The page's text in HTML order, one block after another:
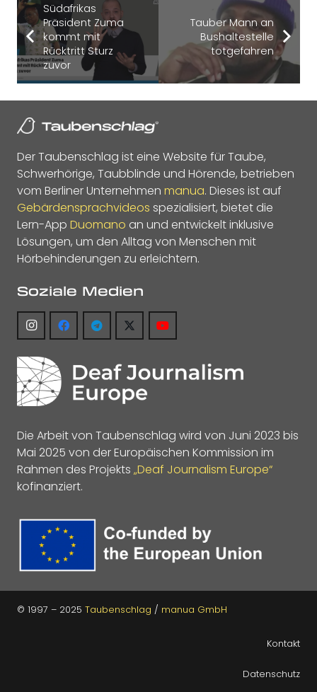
Südafrikas
Präsident Zuma
kommt mit
Rücktritt Sturz
zuvor
Tauber Mann an
Bushaltestelle
totgefahren
Der Taubenschlag ist eine Website für Taube,
Schwerhörige, Taubblinde und Hörende, betrieben
vom Berliner Unternehmen manua. Dieses ist auf
Gebärdensprachvideos spezialisiert, bietet die
Lern-App Duomano an und entwickelt inklusive
Lösungen, um den Alltag von Menschen mit
Hörbehinderungen zu erleichtern.
Soziale Medien
Die Arbeit von Taubenschlag wird von Juni 2023 bis
Mai 2025 von der Europäischen Kommission im
Rahmen des Projekts „Deaf Journalism Europe“
kofinanziert.
© 1997 – 2025 Taubenschlag / manua GmbH
Kontakt
Datenschutz